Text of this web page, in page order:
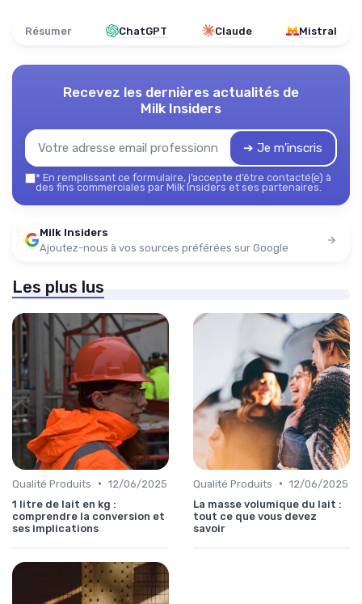
Résumer ChatGPT Claude Mistral
Recevez les dernières actualités de
Milk Insiders
➔ Je m'inscris
* En remplissant ce formulaire, j’accepte d’être contacté(e) à
des fins commerciales par Milk Insiders et ses partenaires.
Milk Insiders
Ajoutez-nous à vos sources préférées sur Google
Les plus lus
Qualité Produits • 12/06/2025
1 litre de lait en kg :
comprendre la conversion et
ses implications
Qualité Produits • 12/06/2025
La masse volumique du lait :
tout ce que vous devez
savoir